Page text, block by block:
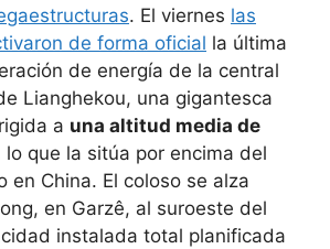
. El viernes las
de forma oficial la última
de energía de la central
Lianghekou, una gigantesca
a una altitud media de
lo que la sitúa por encima del
en China. El coloso se alza
en Garzê, al suroeste del
instalada total planificada